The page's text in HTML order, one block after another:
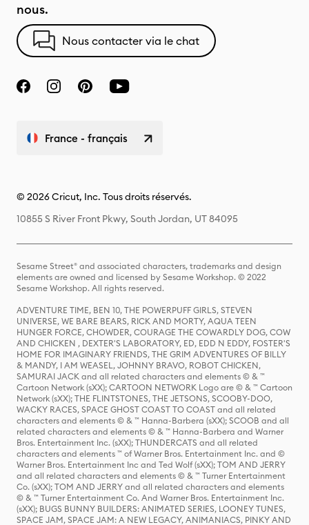
nous.
Nous contacter via le chat
France - français
© 2026 Cricut, Inc. Tous droits réservés.
10855 S River Front Pkwy, South Jordan, UT 84095
Sesame Street® and associated characters, trademarks and design
elements are owned and licensed by Sesame Workshop. © 2022
Sesame Workshop. All rights reserved.
ADVENTURE TIME, BEN 10, THE POWERPUFF GIRLS, STEVEN
UNIVERSE, WE BARE BEARS, RICK AND MORTY, AQUA TEEN
HUNGER FORCE, CHOWDER, COURAGE THE COWARDLY DOG, COW
AND CHICKEN , DEXTER'S LABORATORY, ED, EDD N EDDY, FOSTER'S
HOME FOR IMAGINARY FRIENDS, THE GRIM ADVENTURES OF BILLY
& MANDY, I AM WEASEL, JOHNNY BRAVO, ROBOT CHICKEN,
SAMURAI JACK and all related characters and elements © & ™
Cartoon Network (sXX); CARTOON NETWORK Logo are © & ™ Cartoon
Network (sXX); THE FLINTSTONES, THE JETSONS, SCOOBY-DOO,
WACKY RACES, SPACE GHOST COAST TO COAST and all related
characters and elements © & ™ Hanna-Barbera (sXX); SCOOB and all
related characters and elements © & ™ Hanna-Barbera and Warner
Bros. Entertainment Inc. (sXX); THUNDERCATS and all related
characters and elements ™ of Warner Bros. Entertainment Inc. and ©
Warner Bros. Entertainment Inc and Ted Wolf (sXX); TOM AND JERRY
and all related characters and elements © & ™ Turner Entertainment
Co. (sXX); TOM AND JERRY and all related characters and elements
© & ™ Turner Entertainment Co. And Warner Bros. Entertainment Inc.
(sXX); BUGS BUNNY BUILDERS: ANIMATED SERIES, LOONEY TUNES,
SPACE JAM, SPACE JAM: A NEW LEGACY, ANIMANIACS, PINKY AND